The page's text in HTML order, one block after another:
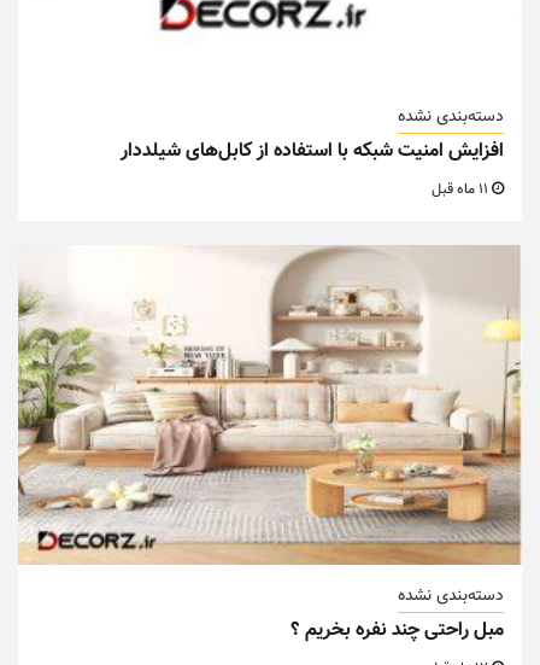
دسته‌بندی نشده
افزایش امنیت شبکه با استفاده از کابل‌های شیلددار
دسته‌بندی نشده
مبل راحتی چند نفره بخریم ؟